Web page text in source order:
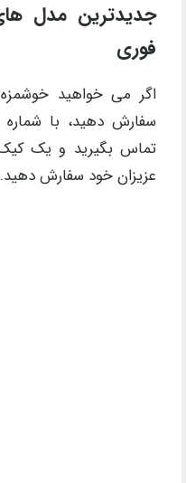
جدیدترین مدل
فوری
اگر می خواهید
سفارش دهید، با
تماس بگیرید و یک کیک
عزیزان خود سفارش دهید.